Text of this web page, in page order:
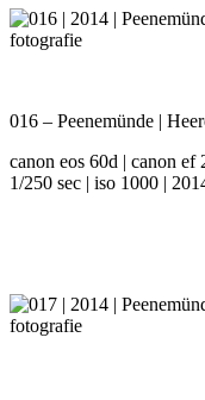
016 – Peenemünde |
canon eos 60d | canon
1/250 sec | iso 1000 |